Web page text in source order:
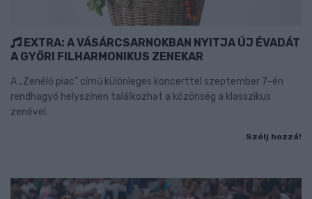
EXTRA: A VÁSÁRCSARNOKBAN NYITJA ÚJ ÉVADÁT
A GYŐRI FILHARMONIKUS ZENEKAR
A „Zenélő piac” című különleges koncerttel szeptember 7-én
rendhagyó helyszínen találkozhat a közönség a klasszikus
zenével.
Szólj hozzá!